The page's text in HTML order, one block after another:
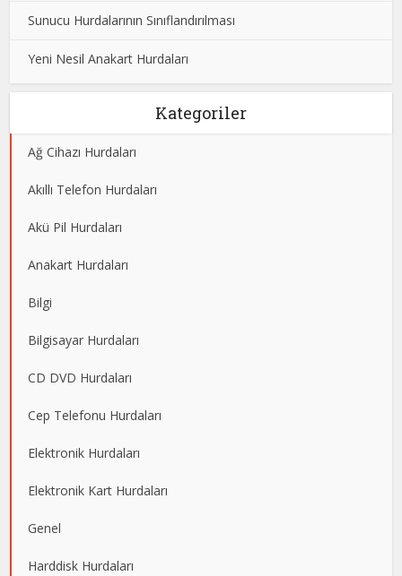
Sunucu Hurdalarının Sınıflandırılması
Yeni Nesil Anakart Hurdaları
Kategoriler
Ağ Cihazı Hurdaları
Akıllı Telefon Hurdaları
Akü Pil Hurdaları
Anakart Hurdaları
Bilgi
Bilgisayar Hurdaları
CD DVD Hurdaları
Cep Telefonu Hurdaları
Elektronik Hurdaları
Elektronik Kart Hurdaları
Genel
Harddisk Hurdaları